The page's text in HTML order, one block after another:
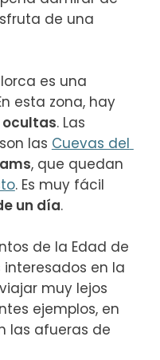
de una
es una
esta zona, hay
. Las
las Cuevas del
, que quedan
. Es muy fácil
un día.
de la Edad de
interesados en la
muy lejos
ejemplos, en